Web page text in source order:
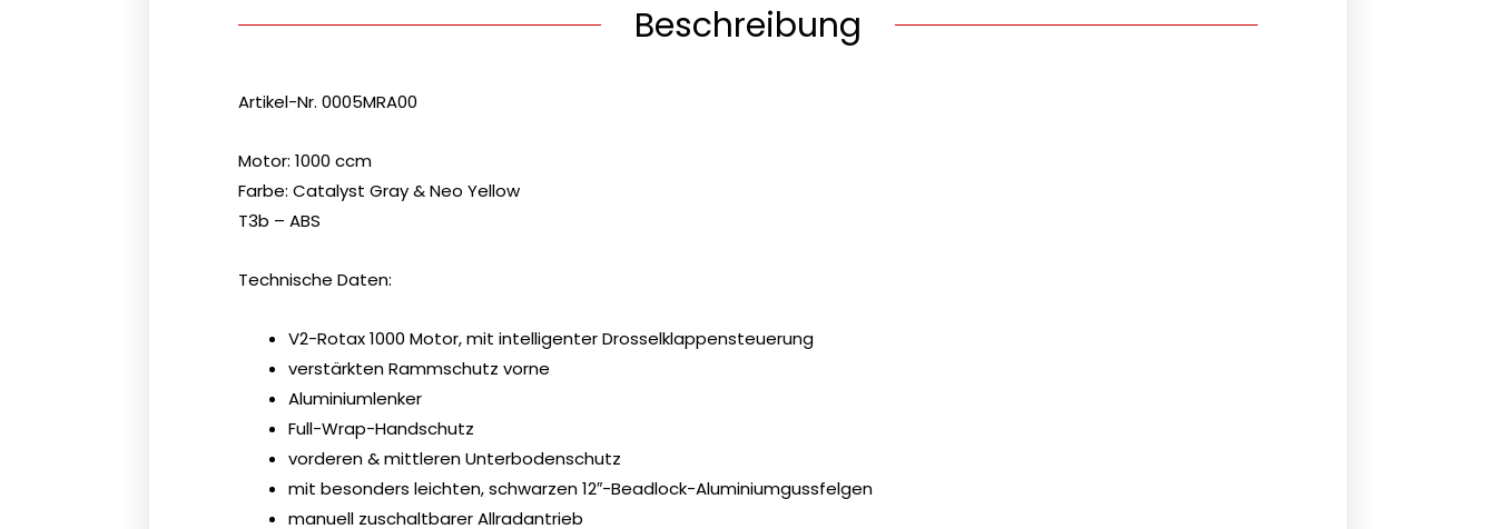
Beschreibung
Artikel-Nr. 0005MRA00
Motor: 1000 ccm
Farbe: Catalyst Gray & Neo Yellow
T3b – ABS
Technische Daten:
V2-Rotax 1000 Motor, mit intelligenter Drosselklappensteuerung
verstärkten Rammschutz vorne
Aluminiumlenker
Full-Wrap-Handschutz
vorderen & mittleren Unterbodenschutz
mit besonders leichten, schwarzen 12″-Beadlock-Aluminiumgussfelgen
manuell zuschaltbarer Allradantrieb